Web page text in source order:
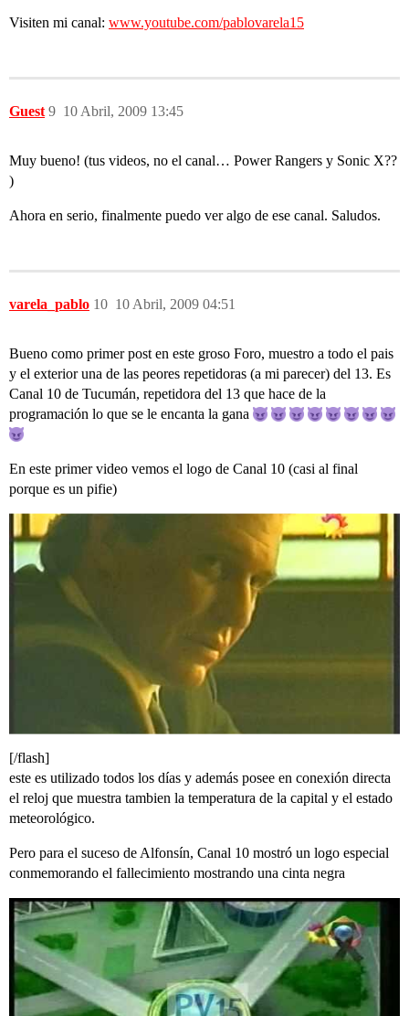
Visiten mi canal: www.youtube.com/pablovarela15
Guest 10 Abril, 2009 13:45
9
Muy bueno! (tus videos, no el canal… Power Rangers y Sonic X??
)
Ahora en serio, finalmente puedo ver algo de ese canal. Saludos.
varela_pablo 10 Abril, 2009 04:51
10
Bueno como primer post en este groso Foro, muestro a todo el pais
y el exterior una de las peores repetidoras (a mi parecer) del 13. Es
Canal 10 de Tucumán, repetidora del 13 que hace de la
programación lo que se le encanta la gana
En este primer video vemos el logo de Canal 10 (casi al final
porque es un pifie)
[/flash]
este es utilizado todos los días y además posee en conexión directa
el reloj que muestra tambien la temperatura de la capital y el estado
meteorológico.
Pero para el suceso de Alfonsín, Canal 10 mostró un logo especial
conmemorando el fallecimiento mostrando una cinta negra